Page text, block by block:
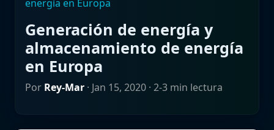
energía en Europa
Generación de energía y
almacenamiento de energía
en Europa
Por Rey-Mar · Jan 15, 2020 · 2-3 min lectura